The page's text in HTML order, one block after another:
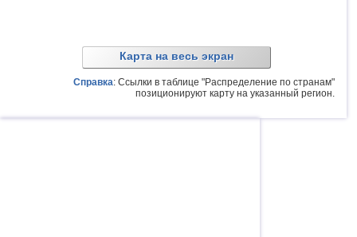
Карта на весь экран
Справка: Ссылки в таблице "Распределение по странам"
позиционируют карту на указанный регион.